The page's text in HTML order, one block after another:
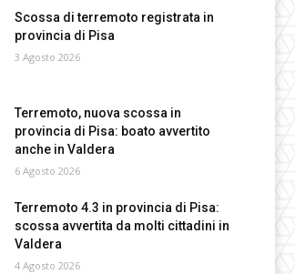
Scossa di terremoto registrata in
provincia di Pisa
3 Agosto 2026
Terremoto, nuova scossa in
provincia di Pisa: boato avvertito
anche in Valdera
6 Agosto 2026
Terremoto 4.3 in provincia di Pisa:
scossa avvertita da molti cittadini in
Valdera
4 Agosto 2026